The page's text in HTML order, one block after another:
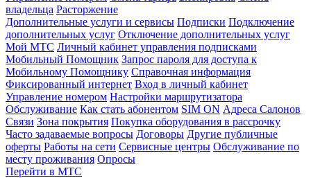
владельца Расторжение
Дополнительные услуги и сервисы Подписки Подключение
дополнительных услуг Отключение дополнительных услуг
Мой МТС Личный кабинет управления подписками
Мобильный Помощник Запрос пароля для доступа к
Мобильному Помощнику Справочная информация
Фиксированный интернет Вход в личный кабинет
Управление номером Настройки маршрутизатора
Обслуживание Как стать абонентом SIM ON Адреса Салонов
Связи Зона покрытия Покупка оборудования в рассрочку
Часто задаваемые вопросы Договоры Другие публичные
оферты Работы на сети Сервисные центры Обслуживание по
месту проживания Опросы
Перейти в МТС